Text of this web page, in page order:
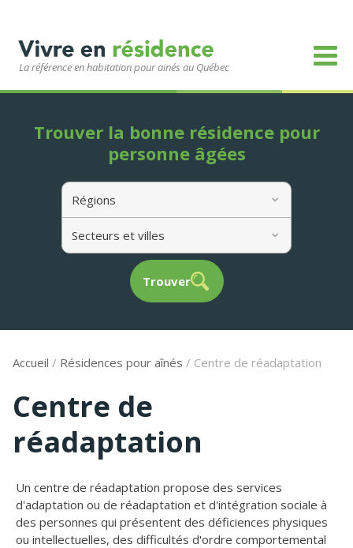
La référence en habitation pour ainés au Québec
Régions
Secteurs et villes
Trouver
Trouver la bonne résidence pour
personne âgées
Accueil / Résidences pour aînés / Centre de réadaptation
Centre de
réadaptation
Un centre de réadaptation propose des services
d'adaptation ou de réadaptation et d'intégration sociale à
des personnes qui présentent des déficiences physiques
ou intellectuelles, des difficultés d'ordre comportemental